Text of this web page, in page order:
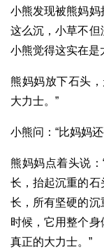
小熊发现被熊妈
这么沉，小草不但
小熊觉得这实在是
熊妈妈放下石头
大力士。”
小熊问：“比妈妈
熊妈妈点着头说
长，抬起沉重的石
长，所有坚硬的沉
时候，它用整个身
真正的大力士。”